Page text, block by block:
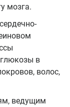
мозга.
в
волос,
ведущим